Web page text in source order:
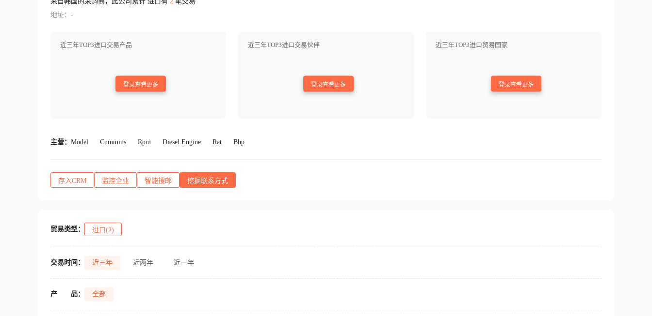
地址：-
近三年TOP3进口交易产品
登录查看更多
近三年TOP3进口交易伙伴
登录查看更多
近三年TOP3进口贸易国家
登录查看更多
主营： Model Cummins Rpm Diesel Engine Rat Bhp
存入CRM 监控企业 智能搜邮 挖掘联系方式
贸易类型： 进口(2)
交易时间： 近三年 近两年 近一年
产 品： 全部